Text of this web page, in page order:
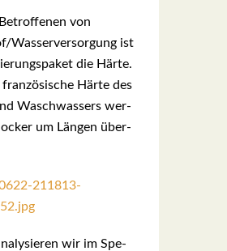
von
Wasserversorgung ist
die Här­te.
fran­zö­si­sche Här­te des
Wasch­was­sers wer­
um Län­gen über­
wir im Spe­